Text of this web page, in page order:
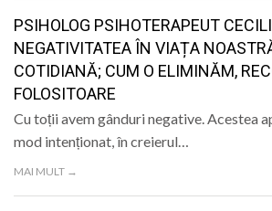
PSIHOLOG PSIHOTERAPEUT
NEGATIVITATEA ÎN VIAȚA
COTIDIANĂ; CUM O ELIMINĂM,
FOLOSITOARE
Cu toții avem gânduri negative. Acestea
mod intenționat, în creierul…
MAI MULT →